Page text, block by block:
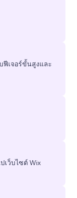
ฟีเจอร์ขั้นสูงและ
เว็บไซต์ Wix